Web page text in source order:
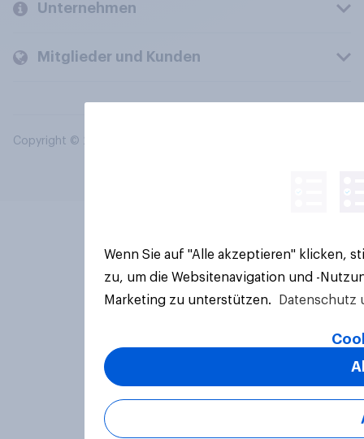
Unternehmen
Mitglieder und Kunden
Copyright © 2026 YouGov PLC. Alle Rechte vorbehalten.
Wenn Sie auf "Alle akzeptieren" klicken,
zu, um die Websitenavigation und -
Marketing zu unterstützen.
Datenschutz